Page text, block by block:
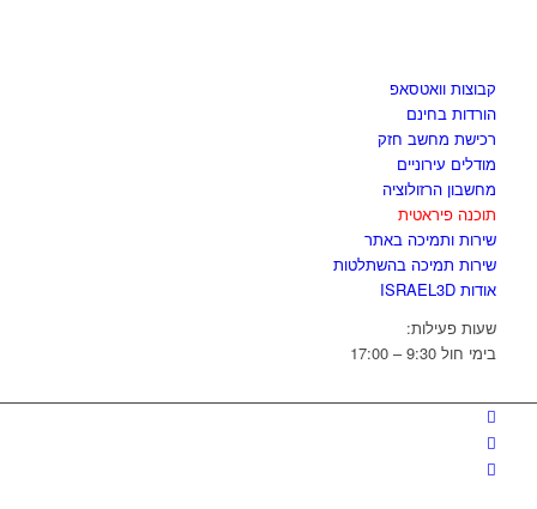
קבוצות וואטסאפ
הורדות בחינם
רכישת מחשב חזק
מודלים עירוניים
מחשבון הרזולוציה
תוכנה פיראטית
שירות ותמיכה באתר
שירות תמיכה בהשתלטות
אודות ISRAEL3D
שעות פעילות:
בימי חול 9:30 – 17:00